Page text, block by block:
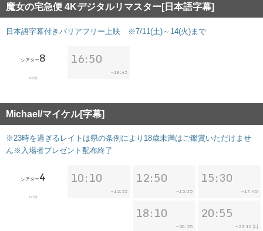
魔女の宅急便 4Kデジタルリマスター[日本語字幕]
日本語字幕付きバリアフリー上映 ※7/11(土)～14(火)まで
シアター8
102分
16:50
~18:45
Michael/マイケル[字幕]
※23時を過ぎるレイトは県の条例により18歳未満はご鑑賞いただけませ
ん※入場者プレゼント配布終了
シアター4
127分
10:10
~12:25
12:50
~15:05
15:30
~17:45
18:10
~ 20:25
20:55
~ 23:10 [L]